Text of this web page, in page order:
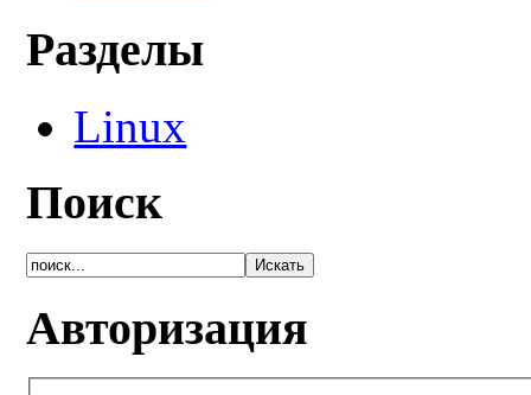
Разделы
Linux
Поиск
Авторизация